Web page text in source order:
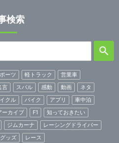
検索
ーツ 軽トラック
営業車
言 スバル 感動 動画
ネタ
クル バイク アプリ
車中泊
ーカイブ F1
知っておきたい
ジムカーナ
レーシングドライバー
グッズ レース